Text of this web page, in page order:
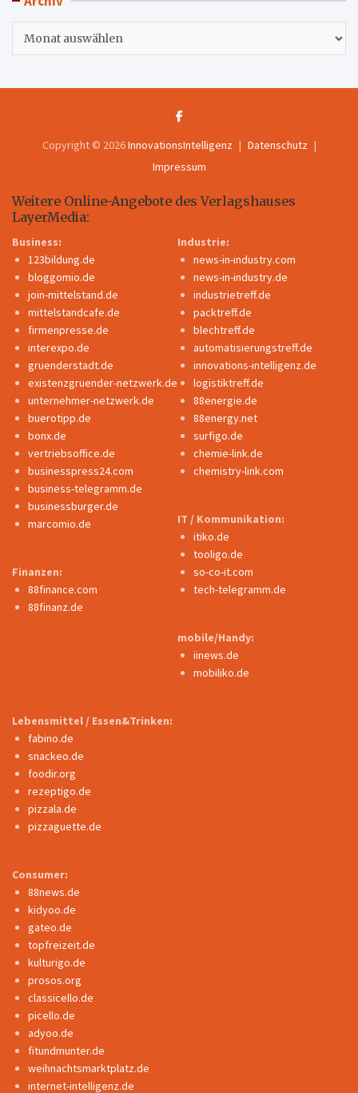
Copyright © 2026InnovationsIntelligenz
Datenschutz
Impressum
Weitere Online-Angebote des Verlagshauses
LayerMedia:
Business:
123bildung.de
bloggomio.de
join-mittelstand.de
mittelstandcafe.de
firmenpresse.de
interexpo.de
gruenderstadt.de
existenzgruender-netzwerk.de
unternehmer-netzwerk.de
buerotipp.de
bonx.de
vertriebsoffice.de
businesspress24.com
business-telegramm.de
businessburger.de
marcomio.de
Finanzen:
88finance.com
88finanz.de
Industrie:
news-in-industry.com
news-in-industry.de
industrietreff.de
packtreff.de
blechtreff.de
automatisierungstreff.de
innovations-intelligenz.de
logistiktreff.de
88energie.de
88energy.net
surfigo.de
chemie-link.de
chemistry-link.com
IT / Kommunikation:
itiko.de
tooligo.de
so-co-it.com
tech-telegramm.de
mobile/Handy:
iinews.de
mobiliko.de
Lebensmittel / Essen&Trinken:
fabino.de
snackeo.de
foodir.org
rezeptigo.de
pizzala.de
pizzaguette.de
Consumer:
88news.de
kidyoo.de
gateo.de
topfreizeit.de
kulturigo.de
prosos.org
classicello.de
picello.de
adyoo.de
fitundmunter.de
weihnachtsmarktplatz.de
internet-intelligenz.de